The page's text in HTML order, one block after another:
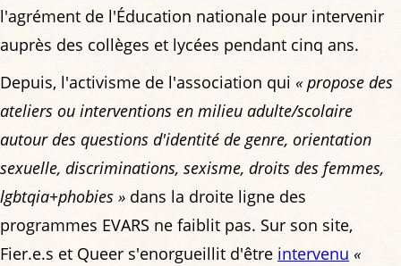
l'agrément de l'Éducation nationale pour intervenir
auprès des collèges et lycées pendant cinq ans.
Depuis, l'activisme de l'association qui « propose des
ateliers ou interventions en milieu adulte/scolaire
autour des questions d'identité de genre, orientation
sexuelle, discriminations, sexisme, droits des femmes,
lgbtqia+phobies » dans la droite ligne des
programmes EVARS ne faiblit pas. Sur son site,
Fier.e.s et Queer s'enorgueillit d'être intervenu «